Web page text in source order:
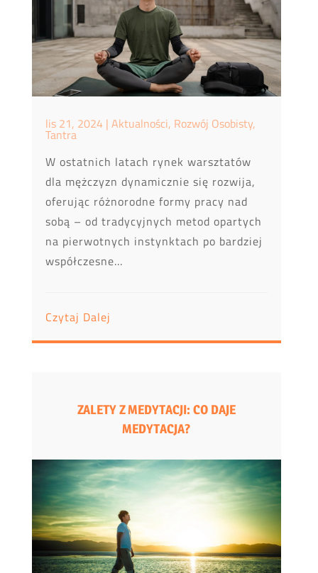
lis 21, 2024| Aktualności, Rozwój Osobisty,
Tantra
W ostatnich latach rynek warsztatów
dla mężczyzn dynamicznie się rozwija,
oferując różnorodne formy pracy nad
sobą – od tradycyjnych metod opartych
na pierwotnych instynktach po bardziej
współczesne...
Czytaj Dalej
ZALETY Z MEDYTACJI: CO DAJE
MEDYTACJA?